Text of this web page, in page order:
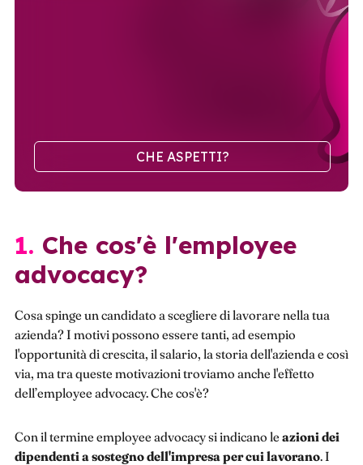
CHE ASPETTI?
1. Che cos'è l'employee
advocacy?
Cosa spinge un candidato a scegliere di lavorare nella tua
azienda? I motivi possono essere tanti, ad esempio
l'opportunità di crescita, il salario, la storia dell'azienda e così
via, ma tra queste motivazioni troviamo anche l'effetto
dell’employee advocacy. Che cos'è?
Con il termine employee advocacy si indicano le azioni dei
dipendenti a sostegno dell'impresa per cui lavorano. I